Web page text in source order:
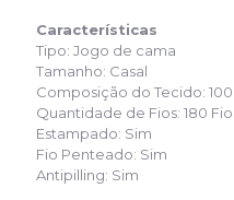
Características
Tipo: Jogo de cama
Tamanho: Casal
Composição do Tecido:
Quantidade de Fios: 180
Estampado: Sim
Fio Penteado: Sim
Antipilling: Sim